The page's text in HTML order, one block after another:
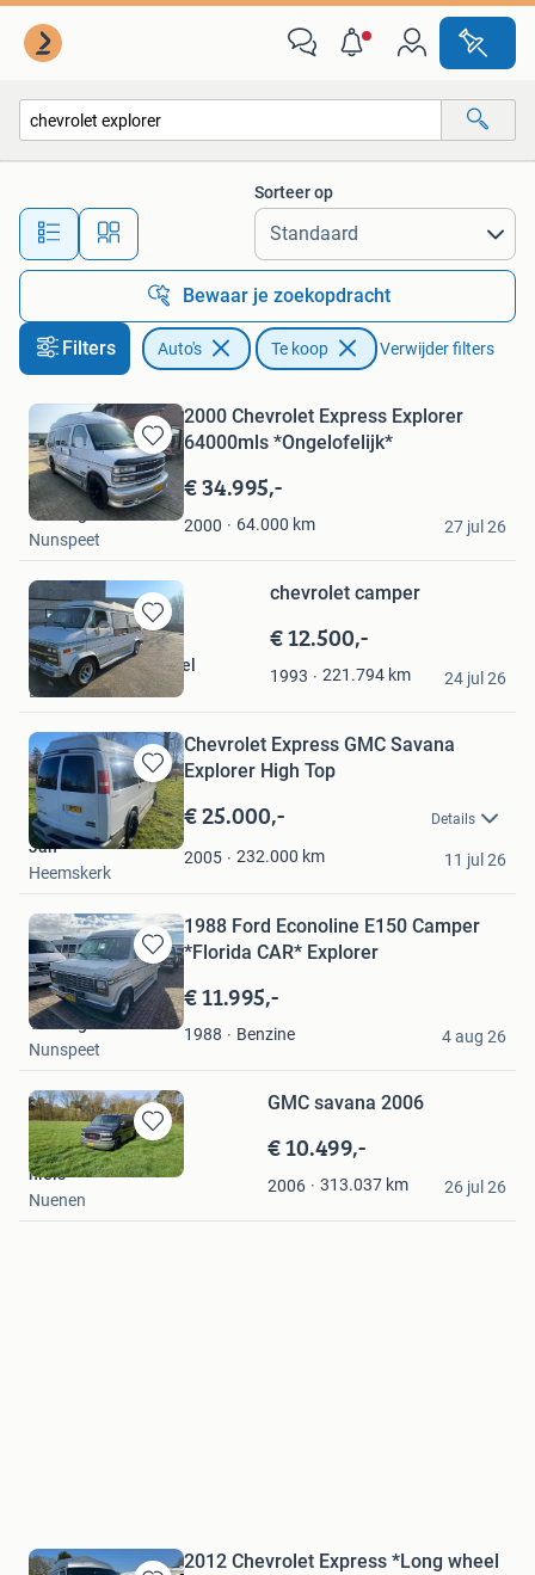
Alle afstanden…
Sorteer op
Bewaar je zoekopdracht
Filters Auto's Te koop Verwijder filters
Bewaren
in
Mijn
Favorieten
2000 Chevrolet Express Explorer
64000mls *Ongelofelijk*
€ 34.995,-
2000 64.000 km
The Big 3
Nunspeet
27 jul 26
Bewaren
in
Mijn
Favorieten
chevrolet camper
€ 12.500,-
1993 221.794 km
Cubri pallet en handel
Emmen
24 jul 26
Bewaren
in
Mijn
Favorieten
Chevrolet Express GMC Savana
Explorer High Top
€ 25.000,- Details
2005 232.000 km
Jan
Heemskerk
11 jul 26
Bewaren
in
Mijn
Favorieten
1988 Ford Econoline E150 Camper
*Florida CAR* Explorer
€ 11.995,-
1988 Benzine
The Big 3
Nunspeet
4 aug 26
Bewaren
in
GMC savana 2006
€ 10.499,-
2006 313.037 km
niels
Nuenen
26 jul 26
2012 Chevrolet Express *Long wheel